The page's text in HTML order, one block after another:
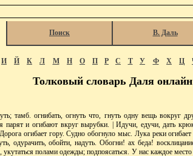
Поиск В. Даль
И Й К Л М Н О П Р С Т У Ф Х Ц
Толковый словарь Даля онлайн
тамб. огнибать, огнуть что, гнуть одну вещь вокруг
парят и огибают вкруг вырубки. | Идучи, едучи, дать
огибает гору. Судно обогнуло мыс. Лука реки
одурачить, обойти, надуть. Обогни! ах беда!
укутаться полами одежды; подпоясаться. У нас каждое